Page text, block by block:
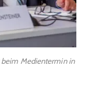
beim Medientermin in